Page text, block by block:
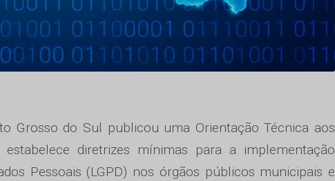
Grosso do Sul publicou uma Orientação Técnica aos
diretrizes mínimas para a implementação
Pessoais (LGPD) nos órgãos públicos municipais e